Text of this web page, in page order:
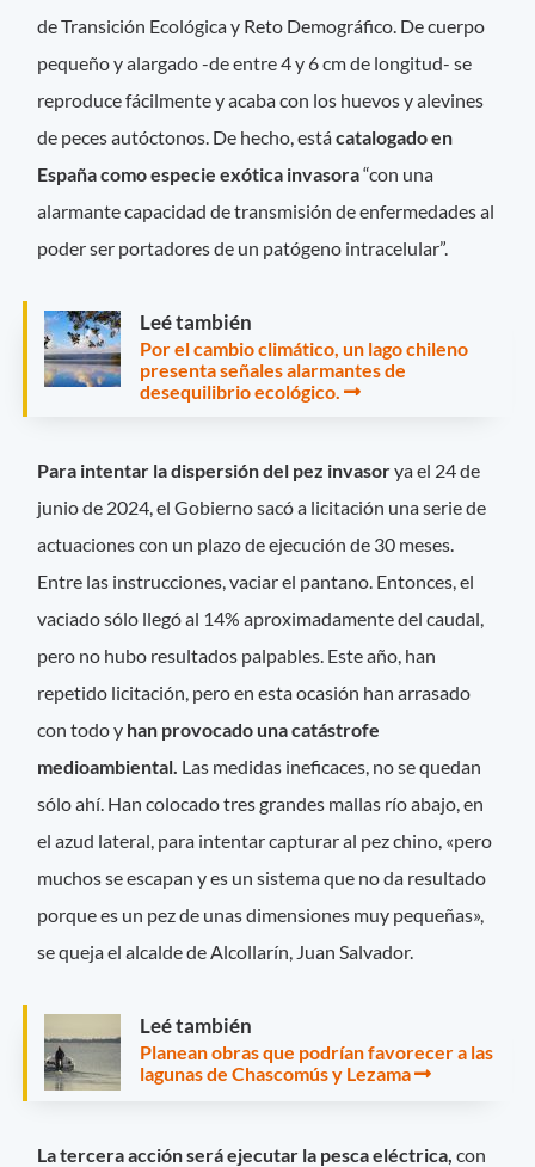
de Transición Ecológica y Reto Demográfico. De cuerpo
pequeño y alargado -de entre 4 y 6 cm de longitud- se
reproduce fácilmente y acaba con los huevos y alevines
de peces autóctonos. De hecho, estácatalogado en
España como especie exótica invasora“con una
alarmante capacidad de transmisión de enfermedades al
poder ser portadores de un patógeno intracelular”.
Leé también
Por el cambio climático, un lago chileno
presenta señales alarmantes de
desequilibrio ecológico.
Para intentar la dispersión del pez invasorya el 24 de
junio de 2024, el Gobierno sacó a licitación una serie de
actuaciones con un plazo de ejecución de 30 meses.
Entre las instrucciones, vaciar el pantano. Entonces, el
vaciado sólo llegó al 14% aproximadamente del caudal,
pero no hubo resultados palpables. Este año, han
repetido licitación, pero en esta ocasión han arrasado
con todo y han provocado una catástrofe
medioambiental. Las medidas ineficaces, no se quedan
sólo ahí. Han colocado tres grandes mallas río abajo, en
el azud lateral, para intentar capturar al pez chino, «pero
muchos se escapan y es un sistema que no da resultado
porque es un pez de unas dimensiones muy pequeñas»,
se queja el alcalde de Alcollarín, Juan Salvador.
Leé también
Planean obras que podrían favorecer a las
lagunas de Chascomús y Lezama
La tercera acción será ejecutar la pesca eléctrica,con